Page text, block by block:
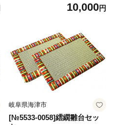
10,000円
岐阜県海津市
[№5533-0058]繧繝雛台セッ